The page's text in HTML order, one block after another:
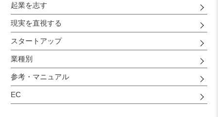
起業を志す
現実を直視する
スタートアップ
業種別
参考・マニュアル
EC